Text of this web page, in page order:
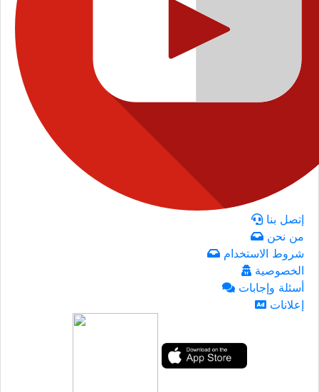
إتصل بنا
من نحن
شروط الاستخدام
الخصوصية
أسئلة وإجابات
إعلانات